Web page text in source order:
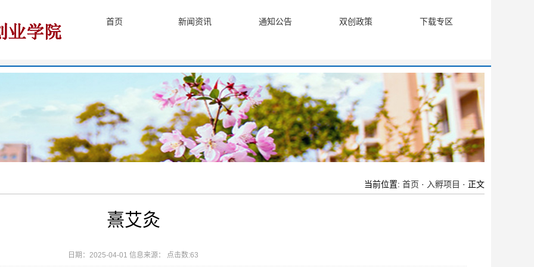
首页 新闻资讯 通知公告 双创政策 下载专区
当前位置: 首页 · 入孵项目 · 正文
熹艾灸
日期：2025-04-01 信息来源： 点击数:63